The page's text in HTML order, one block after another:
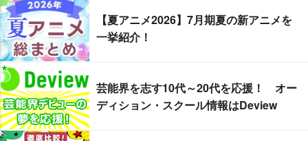
【夏アニメ2026】7月期夏の新アニメを
一挙紹介！
芸能界を志す10代～20代を応援！ オー
ディション・スクール情報はDeview